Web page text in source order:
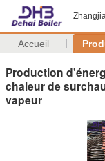
Accueil
Production
chaleur de
vapeur